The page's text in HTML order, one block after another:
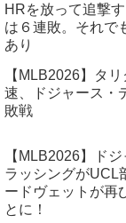
HRを放って追撃
は６連敗。それで
あり
【MLB2026】タ
速、ドジャース・
敗戦
【MLB2026】ド
ラッシングがUCL
ードヴェットが再
とに！